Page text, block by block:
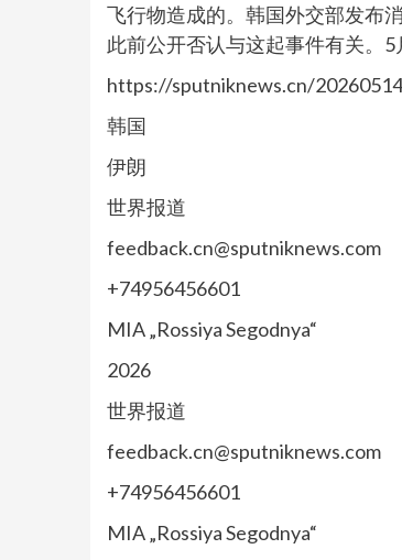
飞行物造成的。韩国外交部发布
此前公开否认与这起事件有关。5
https://sputniknews.cn/
韩国
伊朗
世界报道
feedback.cn@sputniknews.com
+74956456601
MIA „Rossiya Segodnya“
2026
世界报道
feedback.cn@sputniknews.com
+74956456601
MIA „Rossiya Segodnya“